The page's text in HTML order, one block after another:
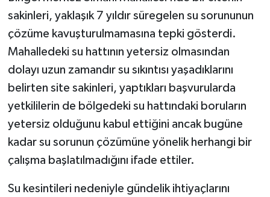
sakinleri, yaklaşık 7 yıldır süregelen su sorununun
çözüme kavuşturulmamasına tepki gösterdi.
Mahalledeki su hattının yetersiz olmasından
dolayı uzun zamandır su sıkıntısı yaşadıklarını
belirten site sakinleri, yaptıkları başvurularda
yetkililerin de bölgedeki su hattındaki boruların
yetersiz olduğunu kabul ettiğini ancak bugüne
kadar su sorunun çözümüne yönelik herhangi bir
çalışma başlatılmadığını ifade ettiler.
Su kesintileri nedeniyle gündelik ihtiyaçlarını
YEDİSU